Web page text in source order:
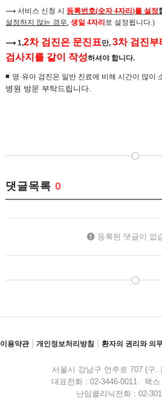
⟶서비스 신청 시등록번호(숫자4자리)를 설정
설정하지 않는 경우,생일4자리 로 설정됩니다.)
⟶1,2차 검진은 문진표만,3차 검진부
검사지를 같이 작성하셔야 합니다.
◾ 영·유아 검진은 일반 진료에 비해 시간이 많이
병원 방문 부탁드립니다.
댓글목록0
등록된 댓글이 없
이용약관 개인정보처리방침 환자의 권리와 의
서울시 강남구 언주로 707 (구.
대표전화 : 02-3446-0011 팩스
난임클리닉전화 : 02-